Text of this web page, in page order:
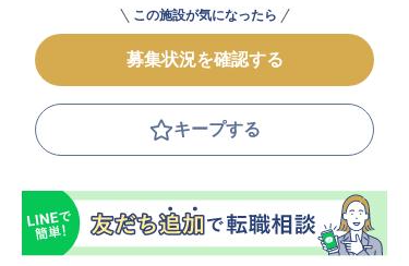
この施設が気になったら
募集状況を確認する
キープする